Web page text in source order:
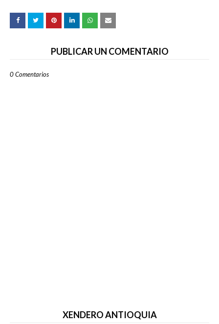
PUBLICAR UN COMENTARIO
0 Comentarios
XENDERO ANTIOQUIA